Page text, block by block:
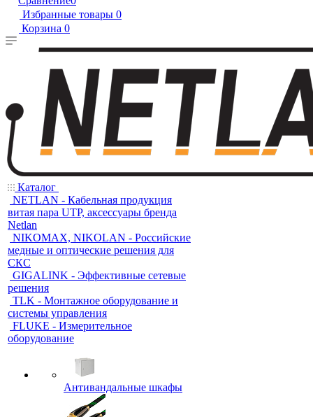
Избранные товары 0
Корзина 0
Каталог
NETLAN - Кабельная продукция
витая пара UTP, аксессуары бренда
Netlan
NIKOMAX, NIKOLAN - Российские
медные и оптические решения для
СКС
GIGALINK - Эффективные сетевые
решения
TLK - Монтажное оборудование и
системы управления
FLUKE - Измерительное
оборудование
Антивандальные шкафы